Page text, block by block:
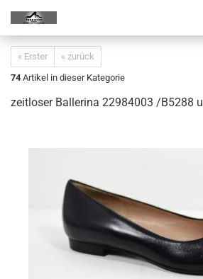
« Erster
« zurück
74 Artikel in dieser Kategorie
zeitloser Ballerina 22984003 /B5288 u